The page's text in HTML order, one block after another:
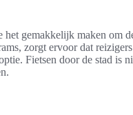
het gemakkelijk maken om
zorgt ervoor dat
Fietsen door de stad is